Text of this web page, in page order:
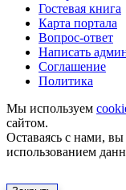
Гостевая книга
Карта портала
Вопрос-ответ
Написать
Соглашение
Политика
Мы используем
сайтом.
Оставаясь с нами, вы
использованием